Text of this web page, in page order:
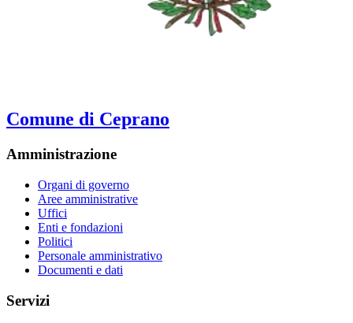
Comune di Ceprano
Amministrazione
Organi di governo
Aree amministrative
Uffici
Enti e fondazioni
Politici
Personale amministrativo
Documenti e dati
Servizi